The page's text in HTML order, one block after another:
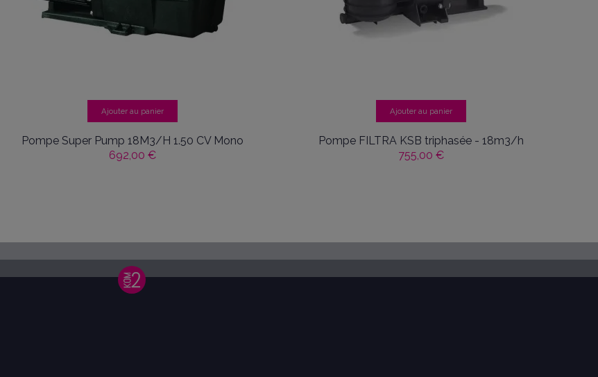
Ajouter au panier
Pompe Super Pump 18M3/H 1.50 CV Mono
692,00 €
Ajouter au panier
Pompe FILTRA KSB triphasée - 18m3/h
755,00 €